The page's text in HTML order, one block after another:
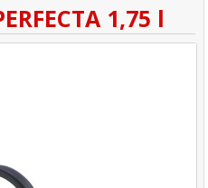
1,75 l